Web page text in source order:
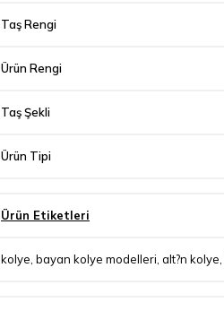
Taş Rengi
Ürün Rengi
Taş Şekli
Ürün Tipi
Ürün Etiketleri
kolye bayan kolye modelleri alt?n kolye